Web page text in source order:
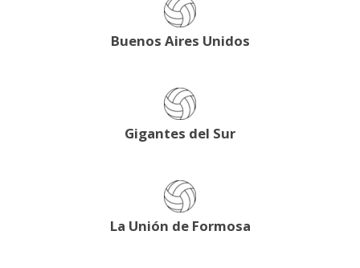
Buenos Aires Unidos
Gigantes del Sur
La Unión de Formosa